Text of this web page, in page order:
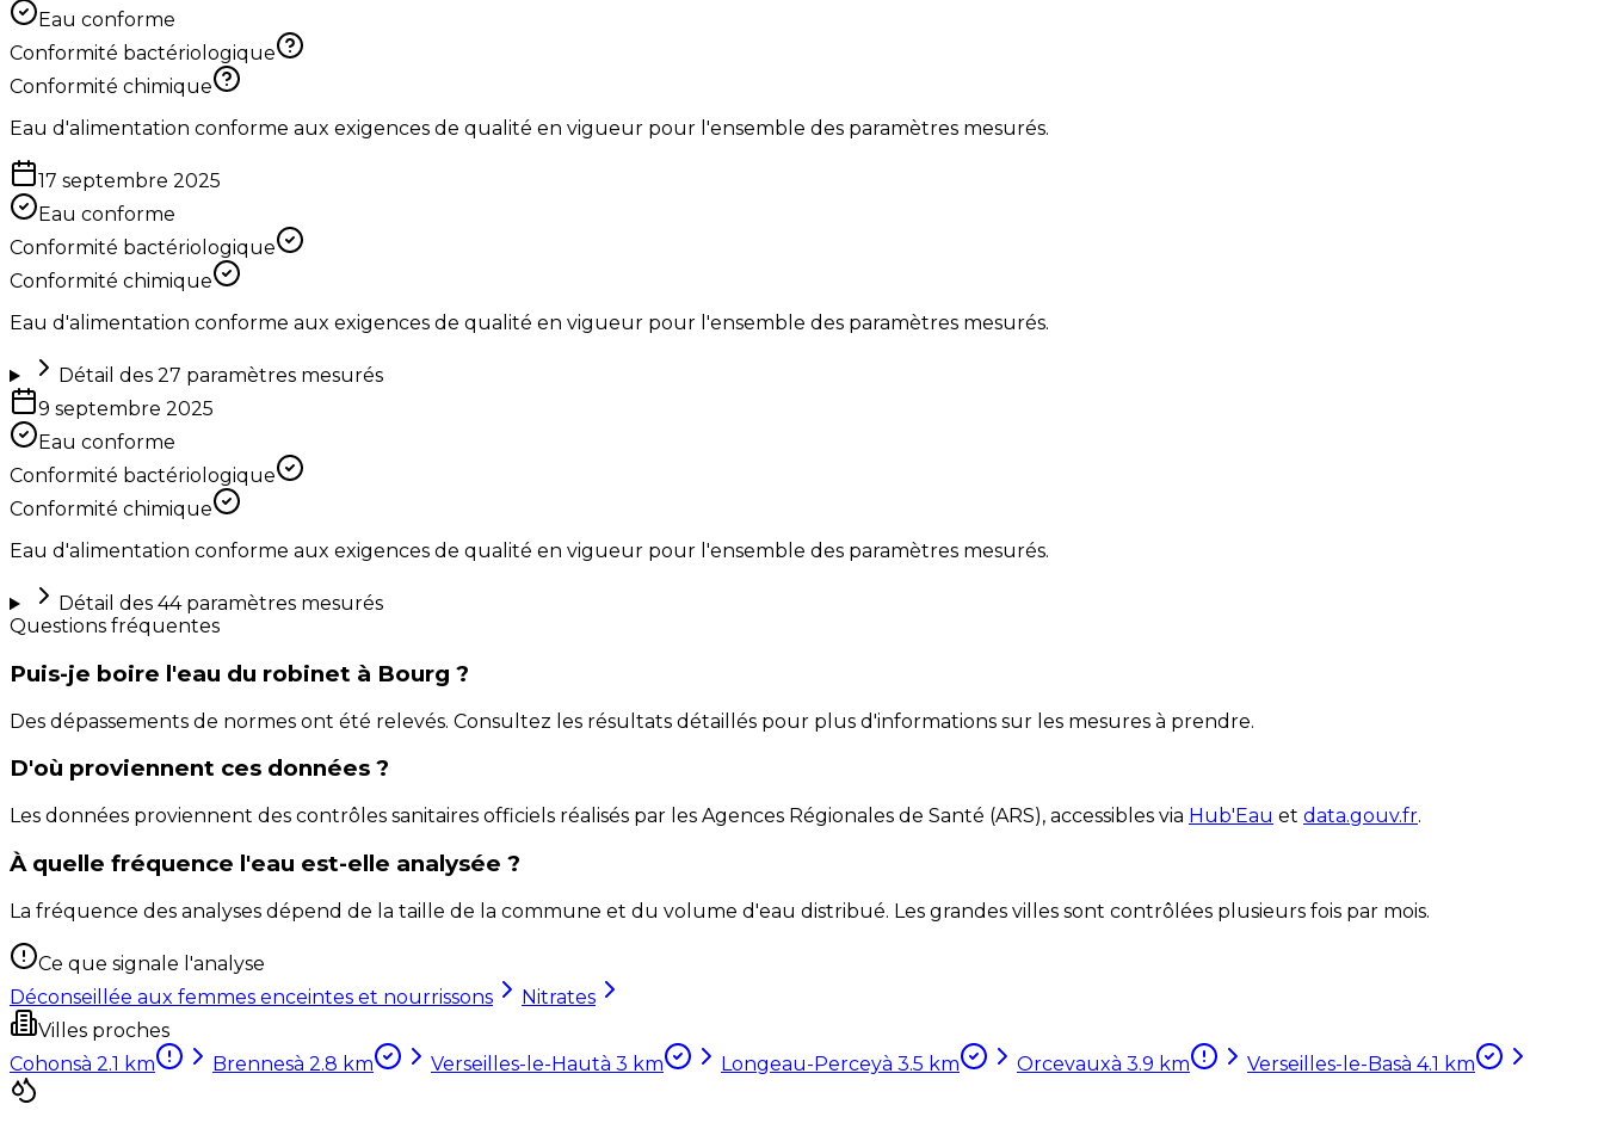
Eau conforme
Conformité bactériologique
Conformité chimique
Eau d'alimentation conforme aux exigences de qualité en vigueur pour l'ensemble des paramètres mesurés.
17 septembre 2025
Eau conforme
Conformité bactériologique
Conformité chimique
Eau d'alimentation conforme aux exigences de qualité en vigueur pour l'ensemble des paramètres mesurés.
Détail des 27 paramètres mesurés
9 septembre 2025
Eau conforme
Conformité bactériologique
Conformité chimique
Eau d'alimentation conforme aux exigences de qualité en vigueur pour l'ensemble des paramètres mesurés.
Détail des 44paramètres mesurés
Questions fréquentes
Puis-je boire l'eau du robinet à Bourg ?
Des dépassements de normes ont été relevés. Consultez les résultats détaillés pour plus d'informations sur les mesures à prendre.
D'où proviennent ces données ?
Les données proviennent des contrôles sanitaires officiels réalisés par les Agences Régionales de Santé (ARS), accessibles via Hub'Eau et data.gouv.fr.
À quelle fréquence l'eau est-elle analysée ?
La fréquence des analyses dépend de la taille de la commune et du volume d'eau distribué. Les grandes villes sont contrôlées plusieurs fois par mois.
Ce que signale l'analyse
Déconseillée aux femmes enceintes et nourrissons
Nitrates
Villes proches
Cohonsà 2.1 km Brennesà 2.8 km Verseilles-le-Hautà 3 km Longeau-Perceyà 3.5 km Orcevauxà 3.9 km Verseilles-le-Basà 4.1 km